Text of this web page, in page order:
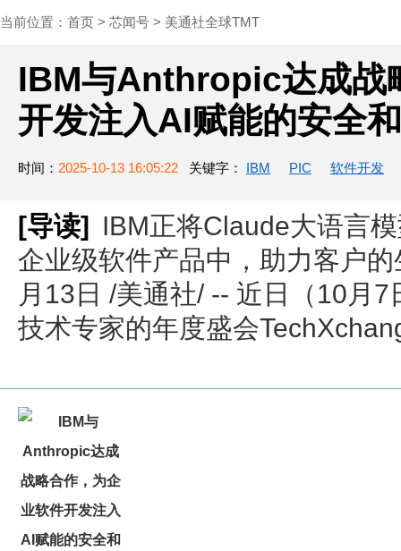
当前位置： 首页 > 芯闻号 > 美通社全球TMT
IBM与Anthropic达成战
开发注入AI赋能的安全
时间： 2025-10-13 16:05:22 关键字： IBM PIC 软件开发
[导读] IBM正将Claude大语言
企业级软件产品中，助力客户
月13日 /美通社/ -- 近日（10月
技术专家的年度盛会